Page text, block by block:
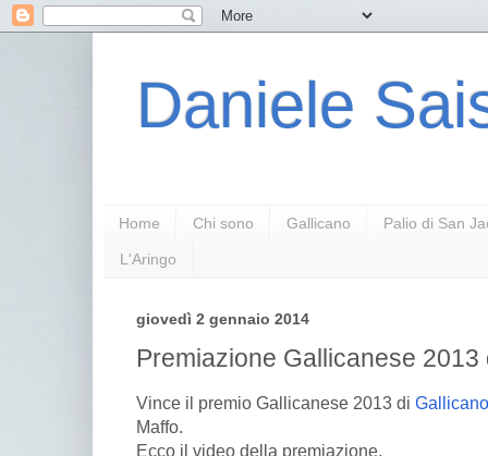
Daniele
Home Chi sono Gallicano Palio di San
L'Aringo
giovedì 2 gennaio 2014
Premiazione Gallicanese
Vince il premio Gallicanese 2013 di
Maffo.
Ecco il video della premiazione.